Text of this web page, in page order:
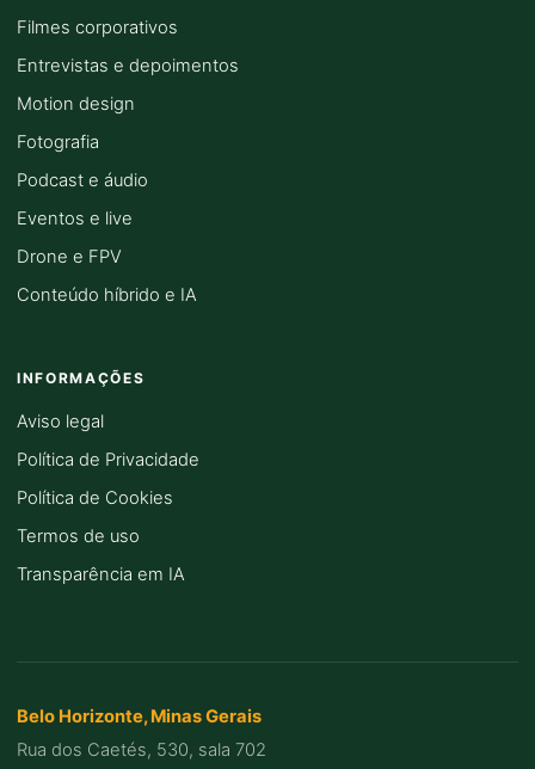
Filmes corporativos
Entrevistas e depoimentos
Motion design
Fotografia
Podcast e áudio
Eventos e live
Drone e FPV
Conteúdo híbrido e IA
INFORMAÇÕES
Aviso legal
Política de Privacidade
Política de Cookies
Termos de uso
Transparência em IA
Belo Horizonte, Minas Gerais
Rua dos Caetés, 530, sala 702